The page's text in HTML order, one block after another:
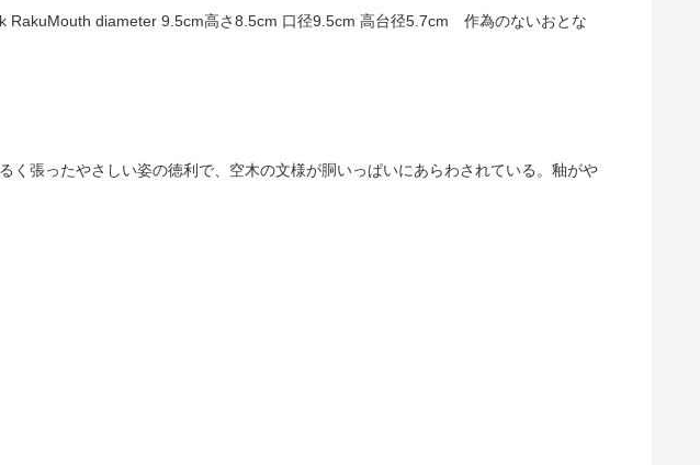
RakuMouth diameter 9.5cm高さ8.5cm 口径9.5cm 高台径5.7cm 作為のないおとな
張ったやさしい姿の徳利で、空木の文様が胴いっぱいにあらわされている。釉がや